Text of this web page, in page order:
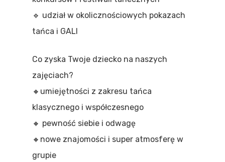
🔹 udział w okolicznościowych pokazach
tańca i GALI
Co zyska Twoje dziecko na naszych
zajęciach?
🔸 umiejętności z zakresu tańca
klasycznego i współczesnego
🔸 pewność siebie i odwagę
🔸 nowe znajomości i super atmosferę w
grupie